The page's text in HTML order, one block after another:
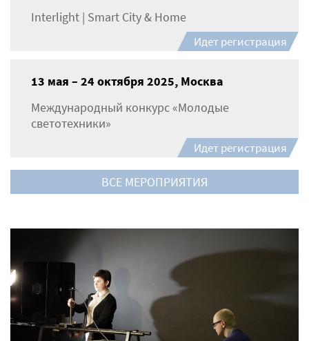
Interlight | Smart City & Home
Идет регистрация
13 мая – 24 октября 2025, Москва
Международный конкурс «Молодые
светотехники»
Идет регистрация
ВСЕ МЕРОПРИЯТИЯ